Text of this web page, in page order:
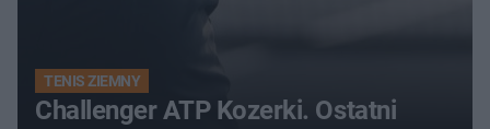
TENIS ZIEMNY
Challenger ATP Kozerki. Ostatni